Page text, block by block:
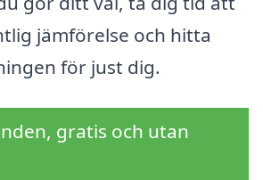
jämförelse och hitta
för just dig.
gratis och utan